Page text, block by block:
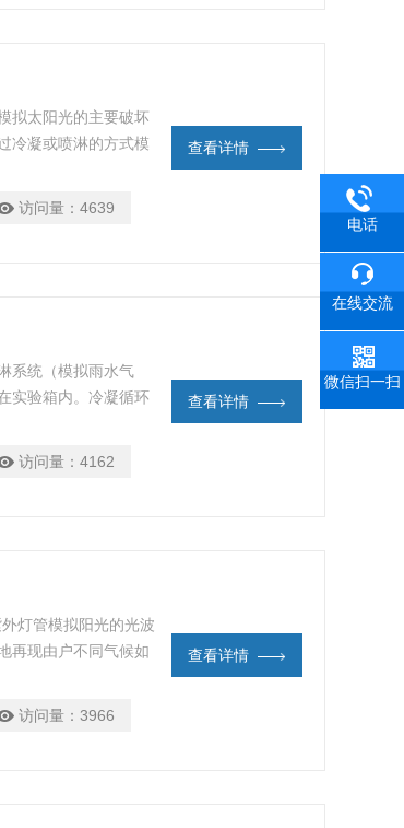
拟太阳光的主要破坏
冷凝或喷淋的方式模
访问量：4639
查看详情
系统（模拟雨水气
实验箱内。冷凝循环
访问量：4162
查看详情
灯管模拟阳光的光波
再现由户不同气候如
访问量：3966
查看详情
电话
在线交流
微信扫一扫